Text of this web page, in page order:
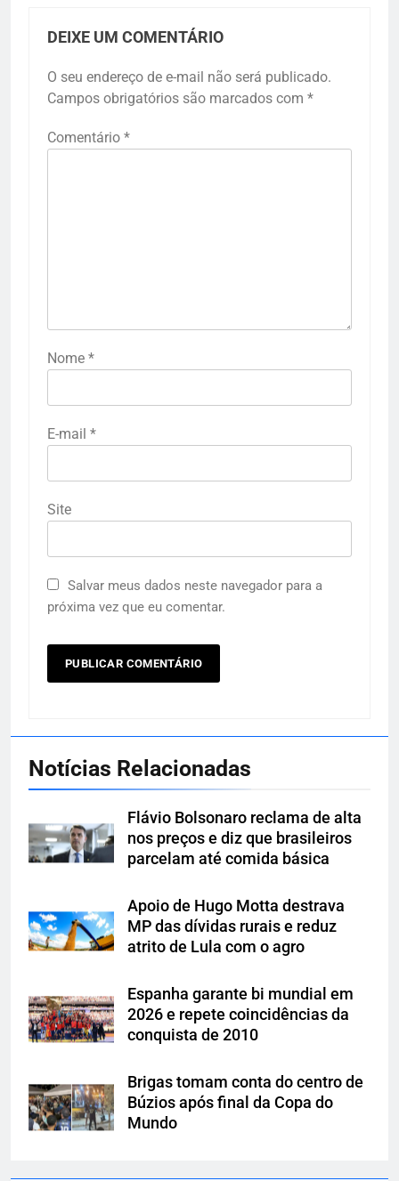
DEIXE UM COMENTÁRIO
O seu endereço de e-mail não será publicado.
Campos obrigatórios são marcados com *
Comentário *
Nome *
E-mail *
Site
Salvar meus dados neste navegador para a
próxima vez que eu comentar.
Notícias Relacionadas
Flávio Bolsonaro reclama de alta
nos preços e diz que brasileiros
parcelam até comida básica
Apoio de Hugo Motta destrava
MP das dívidas rurais e reduz
atrito de Lula com o agro
Espanha garante bi mundial em
2026 e repete coincidências da
conquista de 2010
Brigas tomam conta do centro de
Búzios após final da Copa do
Mundo